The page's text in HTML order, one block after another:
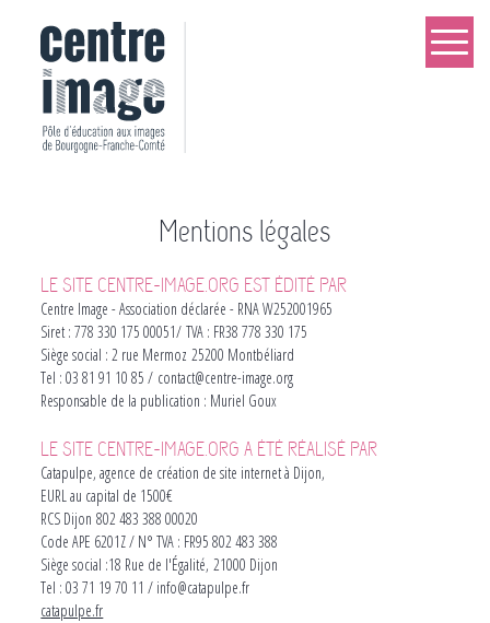
contenu
principal
Mentions légales
LE SITE CENTRE-IMAGE.ORG EST ÉDITÉ PAR
Centre Image - Association déclarée - RNA W252001965
Siret : 778 330 175 00051/ TVA : FR38 778 330 175
Siège social : 2 rue Mermoz 25200 Montbéliard
Tel : 03 81 91 10 85 / contact@centre-image.org
Responsable de la publication : Muriel Goux
LE SITE CENTRE-IMAGE.ORG A ÉTÉ RÉALISÉ PAR
Catapulpe, agence de création de site internet à Dijon,
EURL au capital de 1500€
RCS Dijon 802 483 388 00020
Code APE 6201Z / N° TVA : FR95 802 483 388
Siège social :18 Rue de l'Égalité, 21000 Dijon
Tel : 03 71 19 70 11 / info@catapulpe.fr
catapulpe.fr